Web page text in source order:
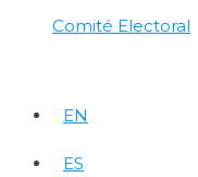
Comité Electoral
EN
ES